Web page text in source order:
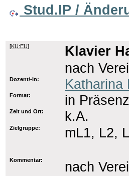
Stud.IP /
[KU:EU]
Klavier
nach
Dozent/-in: Katharina
Format: in Präsenz
Zeit und Ort: k.A.
Zielgruppe: mL1, L2,
Kommentar: nach